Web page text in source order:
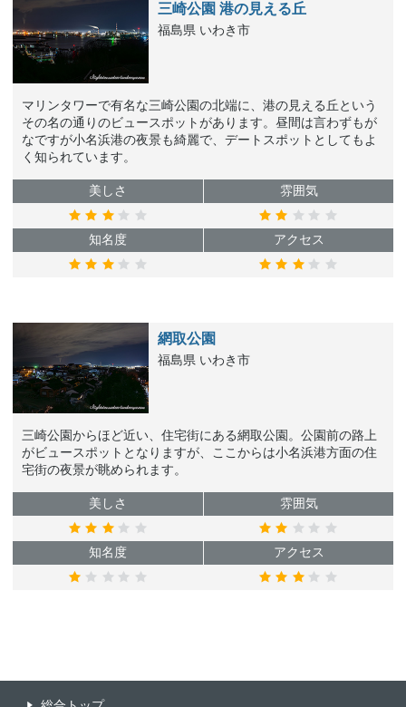
三崎公園 港の見える丘
福島県 いわき市
マリンタワーで有名な三崎公園の北端に、港の見える丘という
その名の通りのビュースポットがあります。昼間は言わずもが
なですが小名浜港の夜景も綺麗で、デートスポットとしてもよ
く知られています。
美しさ 雰囲気
知名度 アクセス
網取公園
福島県 いわき市
三崎公園からほど近い、住宅街にある網取公園。公園前の路上
がビュースポットとなりますが、ここからは小名浜港方面の住
宅街の夜景が眺められます。
美しさ 雰囲気
知名度 アクセス